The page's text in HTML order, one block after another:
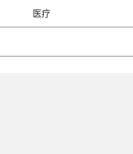
医疗